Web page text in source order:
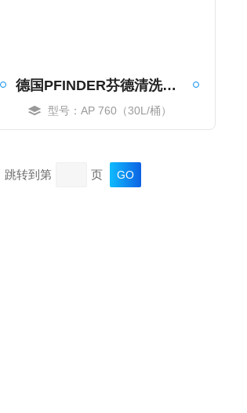
德国PFINDER芬德清洗剂铁皮桶装
型号：AP 760（30L/桶）
跳转到第 页